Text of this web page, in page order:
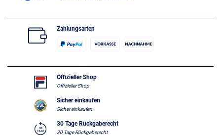
Zahlungsarten
Offizieller Shop
Offizieller Shop
Sicher einkaufen
Sicher einkaufen
30 Tage Rückgaberecht
30 Tage Rückgaberecht